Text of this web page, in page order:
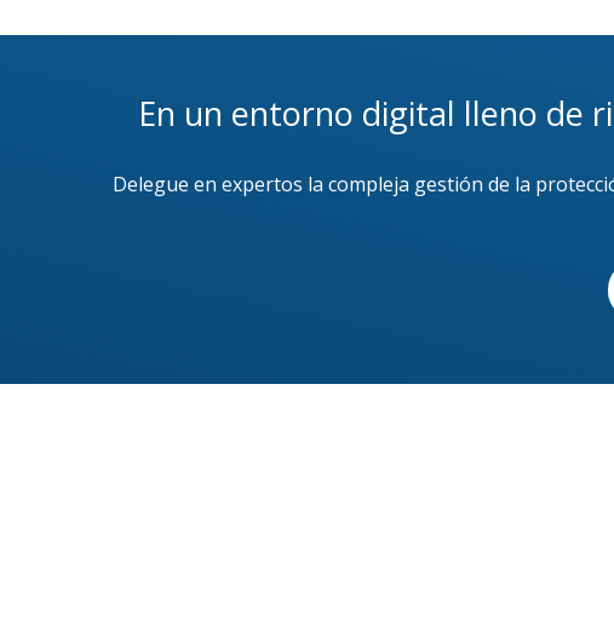
En un entorno digital lleno de
Delegue en expertos la compleja gestión de la